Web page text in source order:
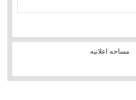
مساحه اعلانيه